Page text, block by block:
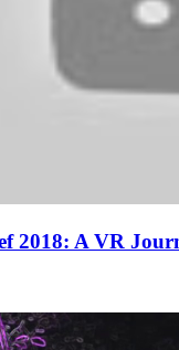
2018: A VR